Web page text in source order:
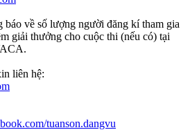
báo về số lượng người đăng kí tham gia
giải thưởng cho cuộc thi (nếu có) tại
liên hệ:
tuanson.dangvu